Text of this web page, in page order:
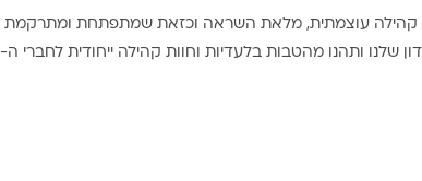
קהילה עוצמתית, מלאת השראה וכזאת שמתפתחת ומתרקמת
שלנו ותהנו מהטבות בלעדיות וחוות קהילה ייחודית לחברי ה-